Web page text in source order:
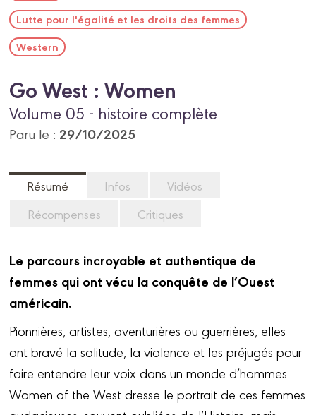
Lutte pour l'égalité et les droits des femmes
Western
Go West : Women
Volume 05 - histoire complète
Paru le : 29/10/2025
Résumé Infos
Vidéos
Récompenses
Critiques
Le parcours incroyable et authentique de
femmes qui ont vécu la conquête de l’Ouest
américain.
Pionnières, artistes, aventurières ou guerrières, elles
ont bravé la solitude, la violence et les préjugés pour
faire entendre leur voix dans un monde d’hommes.
Women of the West dresse le portrait de ces femmes